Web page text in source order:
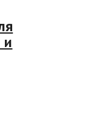
и